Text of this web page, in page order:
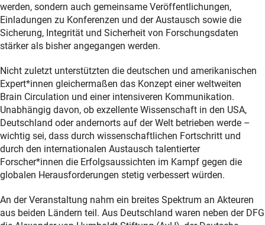
werden, sondern auch gemeinsame Veröffentlichungen,
Einladungen zu Konferenzen und der Austausch sowie die
Sicherung, Integrität und Sicherheit von Forschungsdaten
stärker als bisher angegangen werden.
Nicht zuletzt unterstützten die deutschen und amerikanischen
Expert*innen gleichermaßen das Konzept einer weltweiten
Brain Circulation und einer intensiveren Kommunikation.
Unabhängig davon, ob exzellente Wissenschaft in den USA,
Deutschland oder andernorts auf der Welt betrieben werde –
wichtig sei, dass durch wissenschaftlichen Fortschritt und
durch den internationalen Austausch talentierter
Forscher*innen die Erfolgsaussichten im Kampf gegen die
globalen Herausforderungen stetig verbessert würden.
An der Veranstaltung nahm ein breites Spektrum an Akteuren
aus beiden Ländern teil. Aus Deutschland waren neben der DFG